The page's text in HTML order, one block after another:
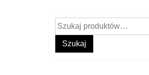
Szukaj:
Szukaj